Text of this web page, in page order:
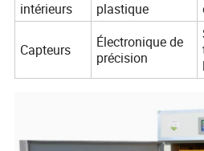
intérieurs
plastique
Capteurs
Électronique de
précision